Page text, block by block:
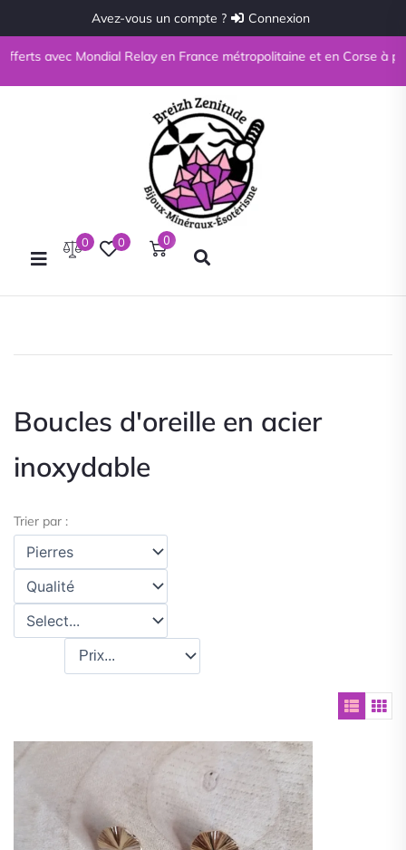
Avez-vous un compte ? Connexion
Mondial Relay en France métropolitaine et en Corse à partir de
0 0 0
Boucles d'oreille en acier
inoxydable
Trier par :